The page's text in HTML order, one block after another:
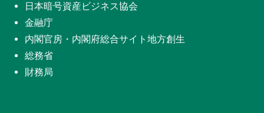
日本暗号資産ビジネス協会
金融庁
内閣官房・内閣府総合サイト地方創生
総務省
財務局